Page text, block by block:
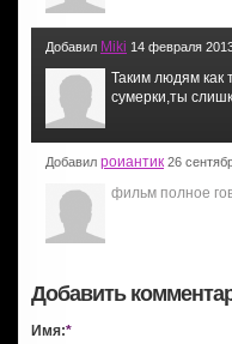
Добавил Miki 14 февраля
Таким людям как
сумерки,ты
Добавил роиантик 26
фильм полное
Добавить
Имя:*